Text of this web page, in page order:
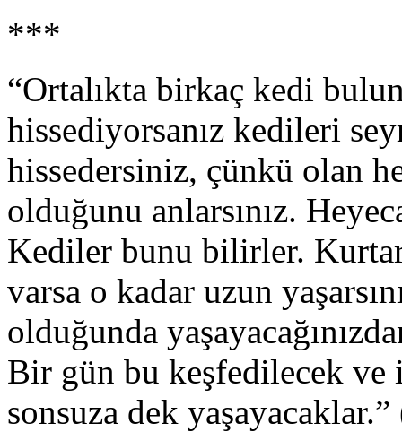
***
“Ortalıkta birkaç kedi
hissediyorsanız kedileri
hissedersiniz, çünkü olan
olduğunu anlarsınız.
Kediler bunu bilirler.
varsa o kadar uzun
olduğunda
Bir gün bu keşfedilecek
sonsuza dek